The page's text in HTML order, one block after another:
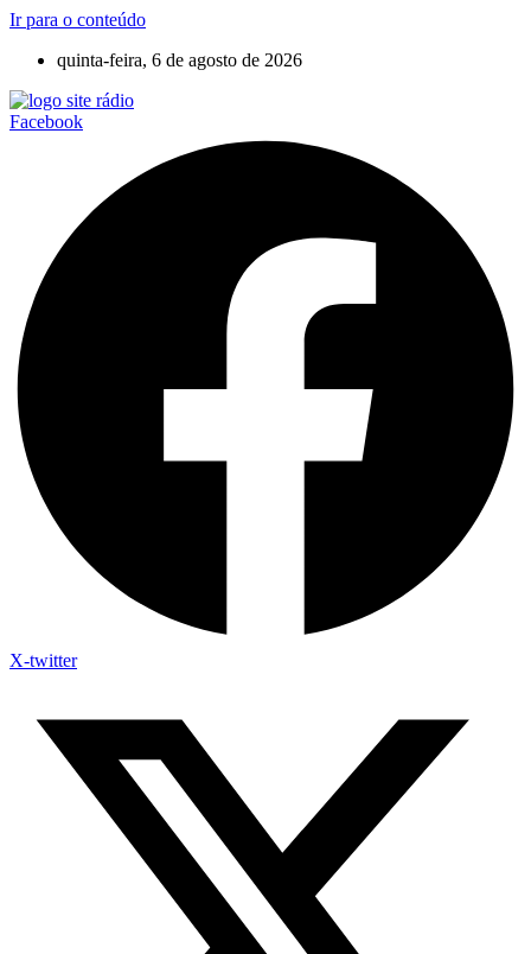
Ir para o conteúdo
quinta-feira, 6 de agosto de 2026
Facebook
X-twitter